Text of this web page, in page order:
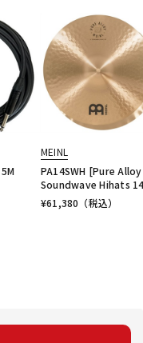
MEINL
PA14SWH [Pure Alloy
Soundwave Hihats
¥61,380 （税込）